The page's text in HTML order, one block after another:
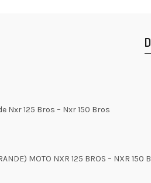
Nxr 125 Bros – Nxr 150 Bros
MOTO NXR 125 BROS – NXR 150